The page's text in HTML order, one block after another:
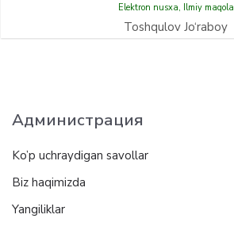
Elektron nusxa, Ilmiy maqola
Toshqulov Jo‘raboy
Администрация
Ko’p uchraydigan savollar
Biz haqimizda
Yangiliklar